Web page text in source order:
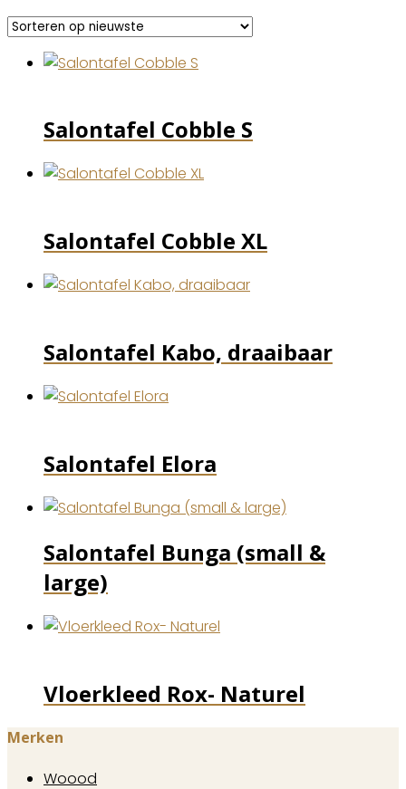
nieuwste
Salontafel Cobble S
Salontafel Cobble XL
Salontafel Kabo, draaibaar
Salontafel Elora
Salontafel Bunga (small &
large)
Vloerkleed Rox- Naturel
Merken
Woood